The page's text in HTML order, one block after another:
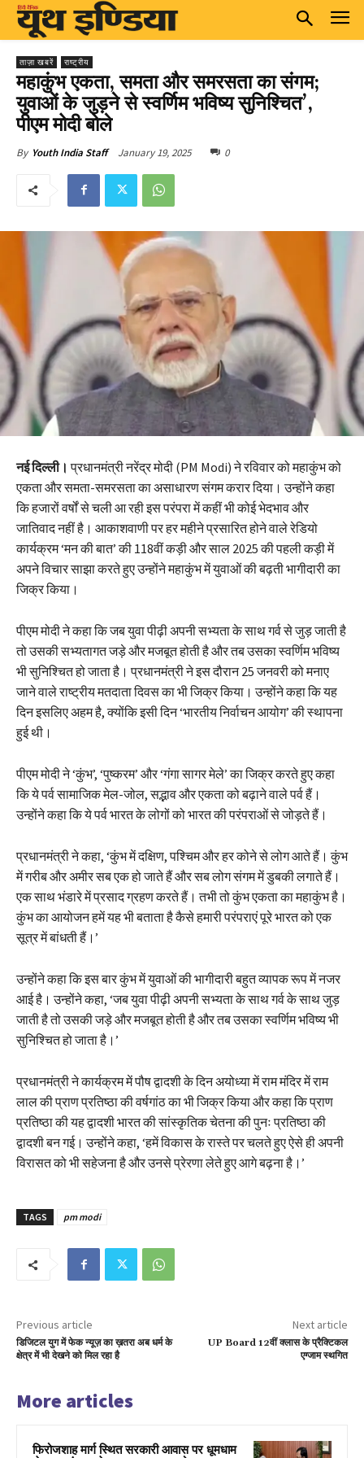
ताज़ा खबरें राष्ट्रीय
महाकुंभ एकता, समता और समरसता का संगम;
युवाओं के जुड़ने से स्वर्णिम भविष्य सुनिश्चित’,
पीएम मोदी बोले
By Youth India Staff January 19, 2025 0
नई दिल्ली। प्रधानमंत्री नरेंद्र मोदी (PM Modi) ने रविवार को महाकुंभ को
एकता और समता-समरसता का असाधारण संगम करार दिया। उन्होंने कहा
कि हजारों वर्षों से चली आ रही इस परंपरा में कहीं भी कोई भेदभाव और
जातिवाद नहीं है। आकाशवाणी पर हर महीने प्रसारित होने वाले रेडियो
कार्यक्रम ‘मन की बात’ की 118वीं कड़ी और साल 2025 की पहली कड़ी में
अपने विचार साझा करते हुए उन्होंने महाकुंभ में युवाओं की बढ़ती भागीदारी का
जिक्र किया।
पीएम मोदी ने कहा कि जब युवा पीढ़ी अपनी सभ्यता के साथ गर्व से जुड़ जाती है
तो उसकी सभ्यतागत जड़े और मजबूत होती है और तब उसका स्वर्णिम भविष्य
भी सुनिश्चित हो जाता है। प्रधानमंत्री ने इस दौरान 25 जनवरी को मनाए
जाने वाले राष्ट्रीय मतदाता दिवस का भी जिक्र किया। उन्होंने कहा कि यह
दिन इसलिए अहम है, क्योंकि इसी दिन ‘भारतीय निर्वाचन आयोग’ की स्थापना
हुई थी।
पीएम मोदी ने ‘कुंभ’, ‘पुष्करम’ और ‘गंगा सागर मेले’ का जिक्र करते हुए कहा
कि ये पर्व सामाजिक मेल-जोल, सद्भाव और एकता को बढ़ाने वाले पर्व हैं।
उन्होंने कहा कि ये पर्व भारत के लोगों को भारत की परंपराओं से जोड़ते हैं।
प्रधानमंत्री ने कहा, ‘कुंभ में दक्षिण, पश्चिम और हर कोने से लोग आते हैं। कुंभ
में गरीब और अमीर सब एक हो जाते हैं और सब लोग संगम में डुबकी लगाते हैं।
एक साथ भंडारे में प्रसाद ग्रहण करते हैं। तभी तो कुंभ एकता का महाकुंभ है।
कुंभ का आयोजन हमें यह भी बताता है कैसे हमारी परंपराएं पूरे भारत को एक
सूत्र में बांधती हैं।’
उन्होंने कहा कि इस बार कुंभ में युवाओं की भागीदारी बहुत व्यापक रूप में नजर
आई है। उन्होंने कहा, ‘जब युवा पीढ़ी अपनी सभ्यता के साथ गर्व के साथ जुड़
जाती है तो उसकी जड़े और मजबूत होती है और तब उसका स्वर्णिम भविष्य भी
सुनिश्चित हो जाता है।’
प्रधानमंत्री ने कार्यक्रम में पौष द्वादशी के दिन अयोध्या में राम मंदिर में राम
लाल की प्राण प्रतिष्ठा की वर्षगांठ का भी जिक्र किया और कहा कि प्राण
प्रतिष्ठा की यह द्वादशी भारत की सांस्कृतिक चेतना की पुनः प्रतिष्ठा की
द्वादशी बन गई। उन्होंने कहा, ‘हमें विकास के रास्ते पर चलते हुए ऐसे ही अपनी
विरासत को भी सहेजना है और उनसे प्रेरणा लेते हुए आगे बढ़ना है।’
TAGS pm modi
Previous article
डिजिटल युग में फेक न्यूज़ का ख़तरा अब धर्म के
क्षेत्र में भी देखने को मिल रहा है
Next article
UP Board 12वीं क्लास के प्रैक्टिकल
एग्जाम स्थगित
More articles
फिरोजशाह मार्ग स्थित सरकारी आवास पर धूमधाम